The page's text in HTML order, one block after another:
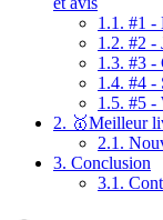
1.1. #1 -
1.2. #2 -
1.3. #3 -
1.4. #4 -
1.5. #5 -
2. 🥇Meilleur
2.1.
3. Conclusion
3.1.